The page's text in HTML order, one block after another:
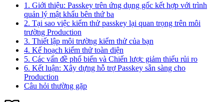
1. Giới thiệu: Passkey trên ứng dụng gốc kết hợp với trình
quản lý mật khẩu bên thứ ba
2. Tại sao việc kiểm thử passkey lại quan trọng trên môi
trường Production
3. Thiết lập môi trường kiểm thử của bạn
4. Kế hoạch kiểm thử toàn diện
5. Các vấn đề phổ biến và Chiến lược giảm thiểu rủi ro
6. Kết luận: Xây dựng hỗ trợ Passkey sẵn sàng cho
Production
Câu hỏi thường gặp